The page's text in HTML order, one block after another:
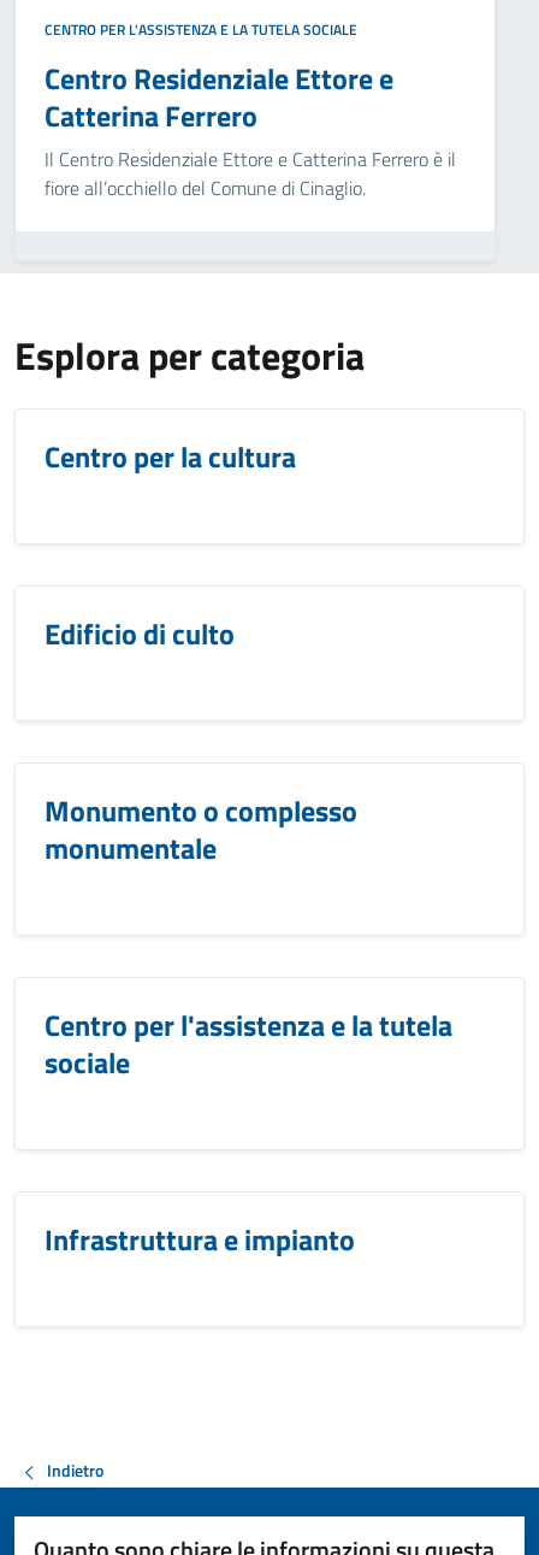
CENTRO PER L'ASSISTENZA E LA TUTELA SOCIALE
Centro Residenziale Ettore e
Catterina Ferrero
Il Centro Residenziale Ettore e Catterina Ferrero è il
fiore all’occhiello del Comune di Cinaglio.
Esplora per categoria
Centro per la cultura
Edificio di culto
Monumento o complesso
monumentale
Centro per l'assistenza e la tutela
sociale
Infrastruttura e impianto
Indietro